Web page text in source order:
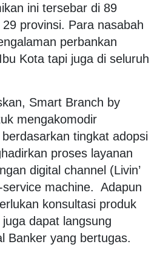
ini tersebar di 89
provinsi. Para nasabah
perbankan
Kota tapi juga di seluruh
Smart Branch by
mengakomodir
tingkat adopsi
proses layanan
digital channel (Livin’
machine. Adapun
konsultasi produk
dapat langsung
Banker yang bertugas.